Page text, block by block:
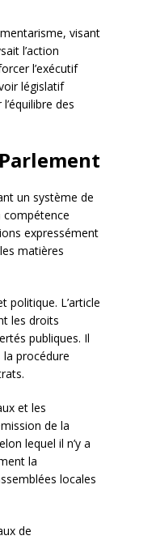
visant
l’action
l’exécutif
législatif
des
un système de
compétence
expressément
matières
politique. L’article
les droits
publiques. Il
procédure
et les
de la
lequel il n’y a
la
locales
de